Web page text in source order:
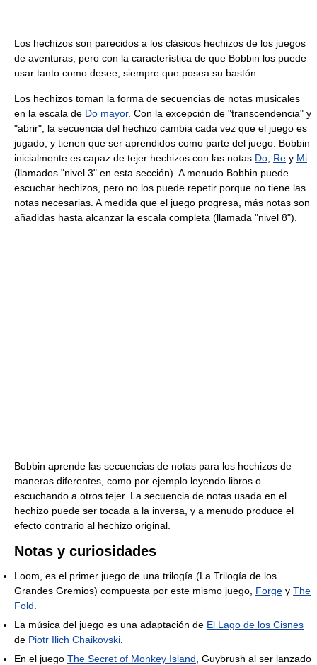
Los hechizos son parecidos a los clásicos hechizos de los juegos
de aventuras, pero con la característica de que Bobbin los puede
usar tanto como desee, siempre que posea su bastón.
Los hechizos toman la forma de secuencias de notas musicales
en la escala de Do mayor. Con la excepción de "transcendencia" y
"abrir", la secuencia del hechizo cambia cada vez que el juego es
jugado, y tienen que ser aprendidos como parte del juego. Bobbin
inicialmente es capaz de tejer hechizos con las notas Do Re y Mi
(llamados "nivel 3" en esta sección). A menudo Bobbin puede
escuchar hechizos, pero no los puede repetir porque no tiene las
notas necesarias. A medida que el juego progresa, más notas son
añadidas hasta alcanzar la escala completa (llamada "nivel 8").
Bobbin aprende las secuencias de notas para los hechizos de
maneras diferentes, como por ejemplo leyendo libros o
escuchando a otros tejer. La secuencia de notas usada en el
hechizo puede ser tocada a la inversa, y a menudo produce el
efecto contrario al hechizo original.
Notas y curiosidades
Loom, es el primer juego de una trilogía (La Trilogía de los
Grandes Gremios) compuesta por este mismo juego, Forge y The
Fold
La música del juego es una adaptación de El Lago de los Cisnes
de Piotr Ilich Chaikovski
En el juego The Secret of Monkey Island , Guybrush al ser lanzado